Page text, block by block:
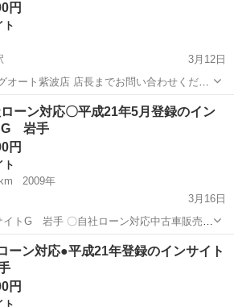
円
ト
3月12日
オート紫波店 店長までお問い合わせくださ
・126000キロ ・1300cc ★アイドリングストップ 【車輌価格】 ...
駅 インサイト 価格
ーン対応〇平成21年5月登録のイン
G 岩手
円
ト
2009年
3月16日
ーン対応中古車販売〇
応可能☆ １、勤続年数の短い方
される主婦の方や派遣社員の方 ３、自己破
サイト 車両
ーン対応●平成21年登録のインサイト
円
ト